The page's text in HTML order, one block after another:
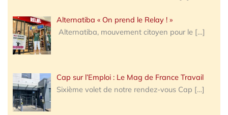
Alternatiba « On prend le Relay ! »
Alternatiba, mouvement citoyen pour le […]
Cap sur l’Emploi : Le Mag de France Travail
Sixième volet de notre rendez-vous Cap […]